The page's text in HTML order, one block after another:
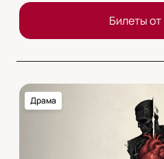
Билеты от
Драма